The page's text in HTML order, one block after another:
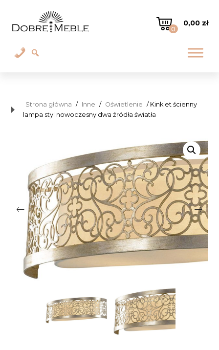
0
0,00 zł
Strona główna / Inne / Oświetlenie / Kinkiet ścienny
lampa styl nowoczesny dwa źródła światła